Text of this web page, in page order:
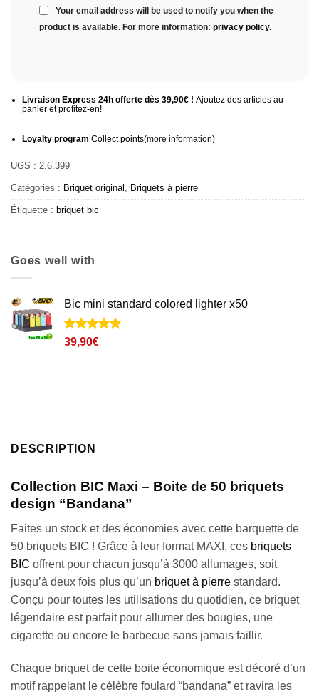
Your email address will be used to notify you when the
product is available. For more information: privacy policy.
Livraison Express 24h offerte dès 39,90€ ! Ajoutez des articles au
panier et profitez-en!
Loyalty program Collect points(more information)
UGS : 2.6.399
Catégories : Briquet original , Briquets à pierre
Étiquette : briquet bic
Goes well with
Bic mini standard colored lighter x50
Noté5sur
5
39,90€
DESCRIPTION
Collection BIC Maxi – Boite de 50 briquets
design “Bandana”
Faites un stock et des économies avec cette barquette de
50 briquets BIC ! Grâce à leur format MAXI, ces briquets
BIC offrent pour chacun jusqu’à 3000 allumages, soit
jusqu’à deux fois plus qu’un briquet à pierre standard.
Conçu pour toutes les utilisations du quotidien, ce briquet
légendaire est parfait pour allumer des bougies, une
cigarette ou encore le barbecue sans jamais faillir.
Chaque briquet de cette boite économique est décoré d’un
motif rappelant le célèbre foulard “bandana” et ravira les